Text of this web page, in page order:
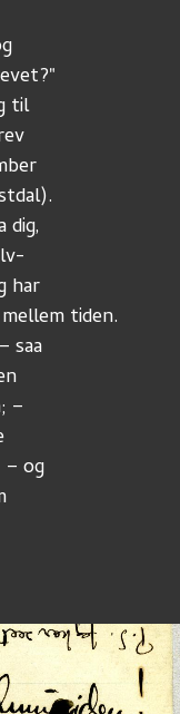
til
dig,
har
tiden.
saa
–
og